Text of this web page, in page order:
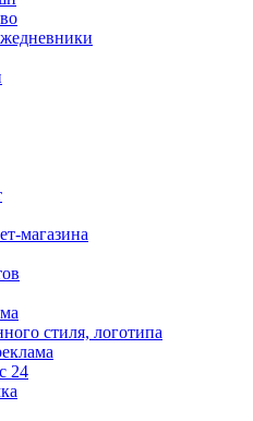
магазина
стиля, логотипа
24